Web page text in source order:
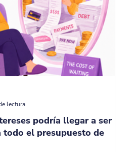
podría llegar a ser
todo el presupuesto de
lectura